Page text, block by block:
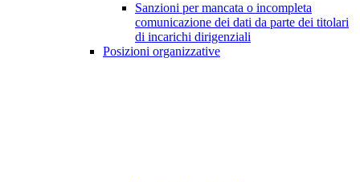
Sanzioni per mancata o incompleta
comunicazione dei dati da parte dei titolari
di incarichi dirigenziali
Posizioni organizzative